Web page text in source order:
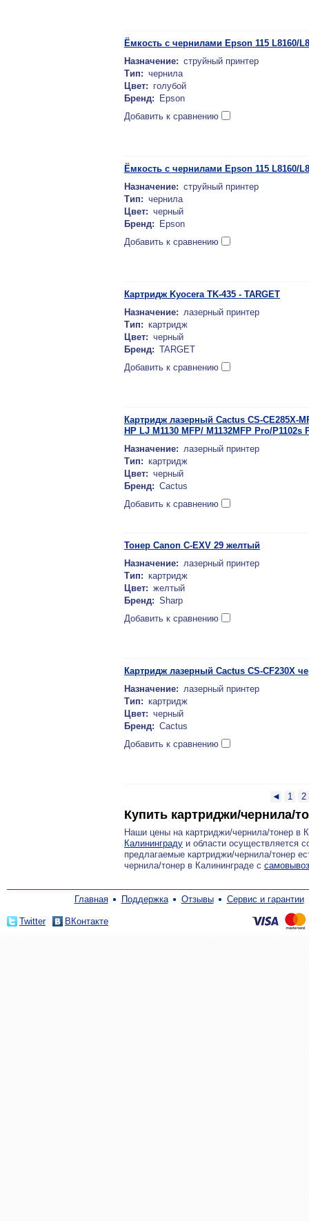
Ёмкость с чернилами Epson 115 L8160/
Назначение: струйный принтер
Тип: чернила
Цвет: голубой
Бренд:
Epson
Добавить к сравнению
Ёмкость с чернилами Epson 115 L8160/
Назначение: струйный принтер
Тип: чернила
Цвет: черный
Бренд:
Epson
Добавить к сравнению
Картридж Kyocera TK-435 - TARGET
Назначение: лазерный принтер
Тип: картридж
Цвет: черный
Бренд: TARGET
Добавить к сравнению
Картридж лазерный Cactus CS-CE285X-
HP LJ M1130 MFP/ M1132MFP Pro/P1102s
Назначение: лазерный принтер
Тип: картридж
Цвет: черный
Бренд: Cactus
Добавить к сравнению
Тонер Canon C-EXV 29 желтый
Назначение: лазерный принтер
Тип: картридж
Цвет: желтый
Бренд: Sharp
Добавить к сравнению
Картридж лазерный Cactus CS-CF230X
Назначение: лазерный принтер
Тип: картридж
Цвет: черный
Бренд: Cactus
Добавить к сравнению
◄ 1 2
Купить картриджи/чернила/
Наши цены на картриджи/чернила/тонер в
Калининграду и области осуществляется
предлагаемые картриджи/чернила/тонер
чернила/тонер в Калининграде с
Главная Поддержка Отзывы Сервис и гарантии
Twitter ВКонтакте